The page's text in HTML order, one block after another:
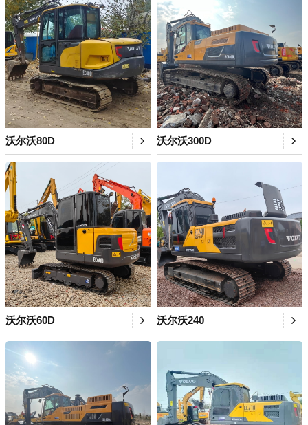
沃尔沃80D 沃尔沃300D
沃尔沃60D 沃尔沃240